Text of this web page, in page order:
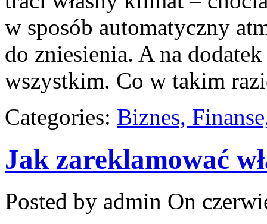
w sposób automatyczny
do zniesienia. A na
wszystkim. Co w takim
Categories: Biznes,
Jak zareklamować
Posted by admin On